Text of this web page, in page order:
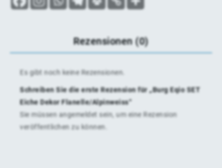
Rezensionen (0)
Es gibt noch keine Rezensionen.
Schreiben Sie die erste Rezension für „Burg Eqio SET
Eiche Dekor Flanelle/Alpinweiss“
Sie müssen angemeldet sein, um eine Rezension
veröffentlichen zu können.